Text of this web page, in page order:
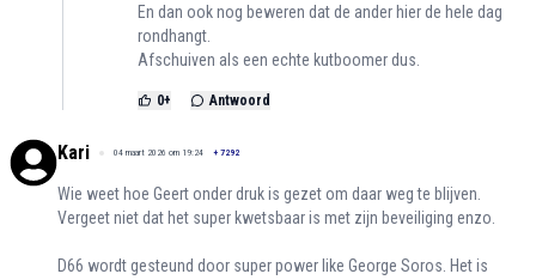
En dan ook nog beweren dat de ander hier de hele dag
rondhangt.
Afschuiven als een echte kutboomer dus.
0+ Antwoord
Kari 04 maart 2026 om 19:24 + 7292
Wie weet hoe Geert onder druk is gezet om daar weg te blijven.
Vergeet niet dat het super kwetsbaar is met zijn beveiliging enzo.
D66 wordt gesteund door super power like George Soros. Het is